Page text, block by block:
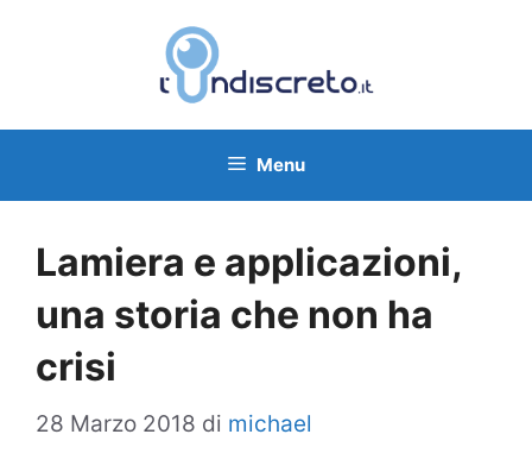
Menu
Lamiera e applicazioni,
una storia che non ha
crisi
28 Marzo 2018 di michael